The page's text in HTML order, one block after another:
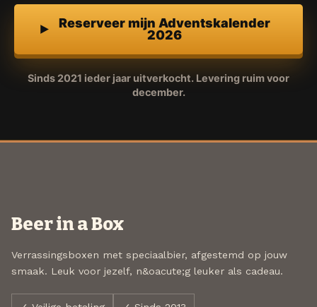
Reserveer mijn Adventskalender
2026
Sinds 2021 ieder jaar uitverkocht. Levering ruim voor
december.
Beer in a Box
Verrassingsboxen met speciaalbier, afgestemd op jouw
smaak. Leuk voor jezelf, n&oacute;g leuker als cadeau.